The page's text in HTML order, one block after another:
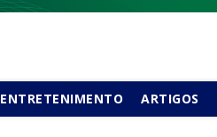
ENTRETENIMENTO ARTIGOS